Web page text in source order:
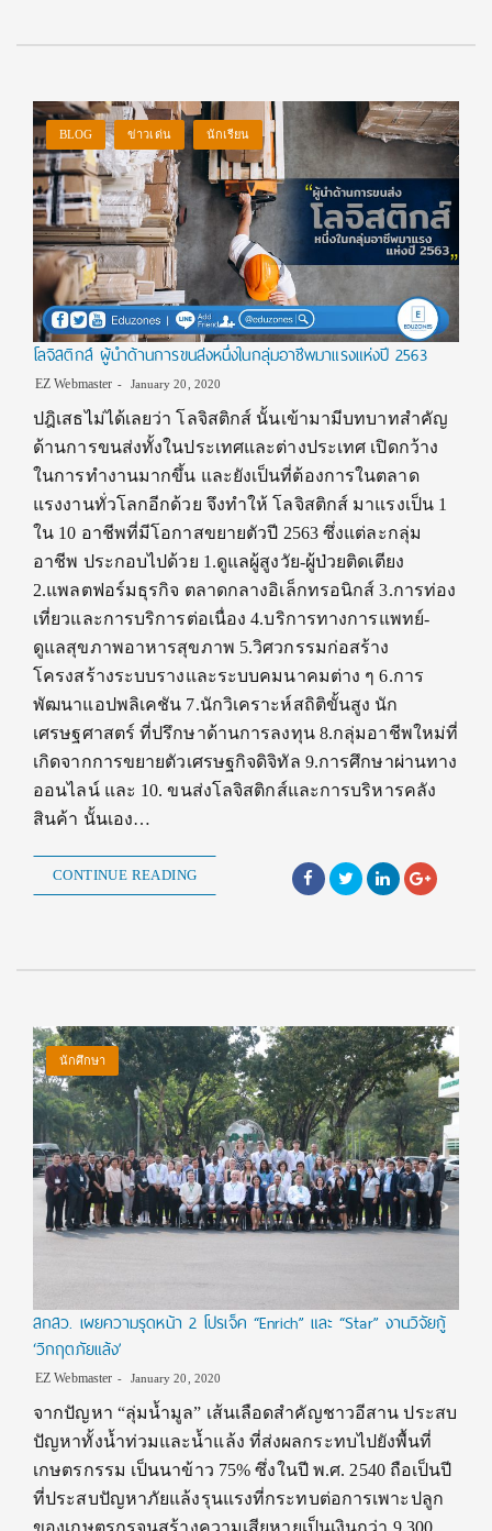
BLOG ข่าวเด่น นักเรียน
โลจิสติกส์ ผู้นำด้านการขนส่งหนึ่งในกลุ่มอาชีพมาแรงแห่งปี 2563
EZ Webmaster January 20, 2020
ปฎิเสธไม่ได้เลยว่า โลจิสติกส์ นั้นเข้ามามีบทบาทสำคัญ
ด้านการขนส่งทั้งในประเทศและต่างประเทศ เปิดกว้าง
ในการทำงานมากขึ้น และยังเป็นที่ต้องการในตลาด
แรงงานทั่วโลกอีกด้วย จึงทำให้ โลจิสติกส์ มาแรงเป็น 1
ใน 10 อาชีพที่มีโอกาสขยายตัวปี 2563 ซึ่งแต่ละกลุ่ม
อาชีพ ประกอบไปด้วย 1.ดูแลผู้สูงวัย-ผู้ป่วยติดเตียง
2.แพลตฟอร์มธุรกิจ ตลาดกลางอิเล็กทรอนิกส์ 3.การท่อง
เที่ยวและการบริการต่อเนื่อง 4.บริการทางการแพทย์-
ดูแลสุขภาพอาหารสุขภาพ 5.วิศวกรรมก่อสร้าง
โครงสร้างระบบรางและระบบคมนาคมต่าง ๆ 6.การ
พัฒนาแอปพลิเคชัน 7.นักวิเคราะห์สถิติขั้นสูง นัก
เศรษฐศาสตร์ ที่ปรึกษาด้านการลงทุน 8.กลุ่มอาชีพใหม่ที่
เกิดจากการขยายตัวเศรษฐกิจดิจิทัล 9.การศึกษาผ่านทาง
ออนไลน์ และ 10. ขนส่งโลจิสติกส์และการบริหารคลัง
สินค้า นั้นเอง…
CONTINUE READING
นักศึกษา
สกสว. เผยความรุดหน้า 2 โปรเจ็ค “Enrich” และ “Star” งานวิจัยกู้
‘วิกฤตภัยแล้ง’
EZ Webmaster January 20, 2020
จากปัญหา “ลุ่มน้ำมูล” เส้นเลือดสำคัญชาวอีสาน ประสบ
ปัญหาทั้งน้ำท่วมและน้ำแล้ง ที่ส่งผลกระทบไปยังพื้นที่
เกษตรกรรม เป็นนาข้าว 75% ซึ่งในปี พ.ศ. 2540 ถือเป็นปี
ที่ประสบปัญหาภัยแล้งรุนแรงที่กระทบต่อการเพาะปลูก